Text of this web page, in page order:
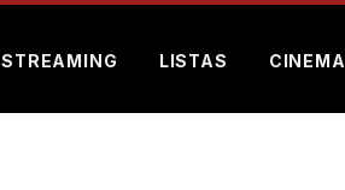
STREAMING LISTAS CINEMA